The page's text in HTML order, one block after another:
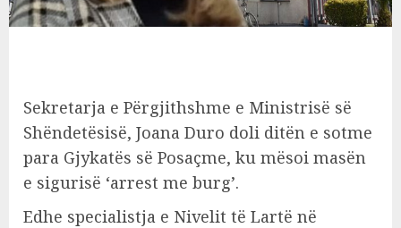
Sekretarja e Përgjithshme e Ministrisë së
Shëndetësisë, Joana Duro doli ditën e sotme
para Gjykatës së Posaçme, ku mësoi masën
e sigurisë ‘arrest me burg’.
Edhe specialistja e Nivelit të Lartë në